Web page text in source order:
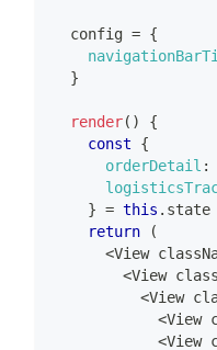
  config
= {
}
render( )
{
const
{
orderDetail :
} = this . state
return
(
<View
<View
<View
<View
<View